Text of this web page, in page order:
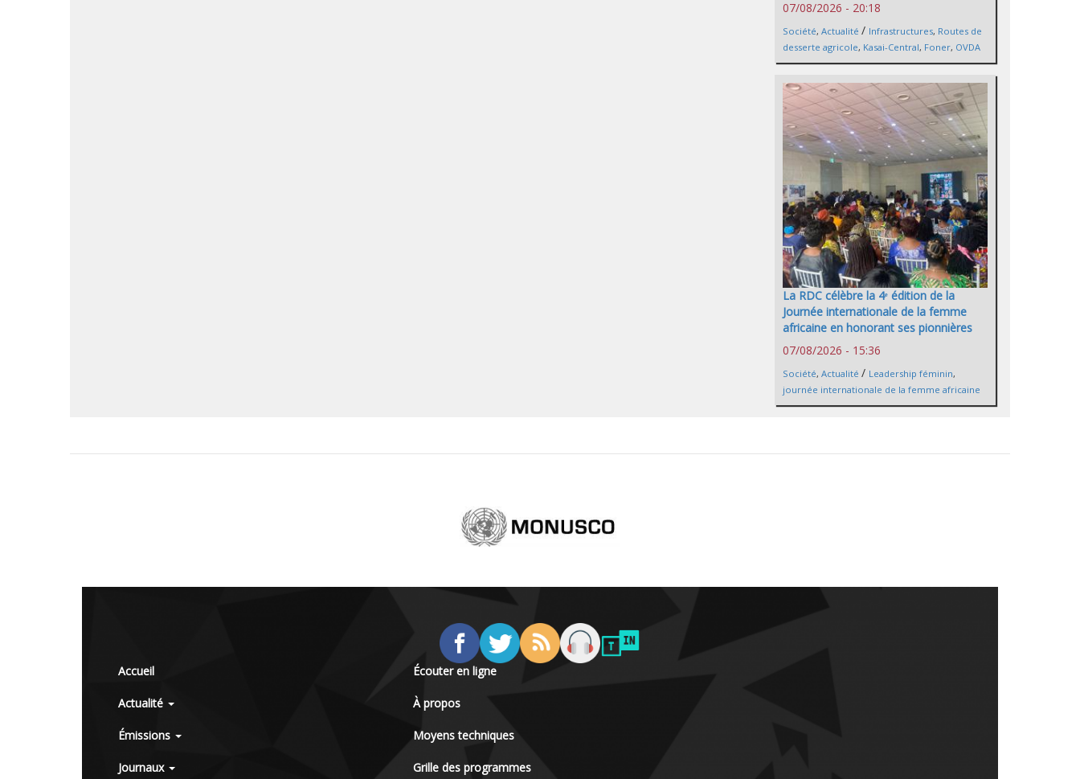
07/08/2026 - 20:18
Société, Actualité / Infrastructures, Routes de
desserte agricole, Kasai-Central, Foner, OVDA
La RDC célèbre la 4ᵉ édition de la
Journée internationale de la femme
africaine en honorant ses pionnières
07/08/2026 - 15:36
Société, Actualité / Leadership féminin,
journée internationale de la femme africaine
Accueil
Actualité
Émissions
Journaux
Écouter en ligne
À propos
Moyens techniques
Grille des programmes